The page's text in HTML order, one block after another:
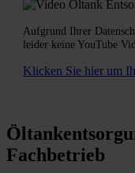
Aufgrund Ihrer
leider keine YouTube
Klicken Sie hier um
Fachbetrieb